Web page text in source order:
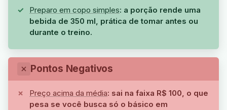
Preparo em copo simples: a porção rende uma
bebida de 350 ml, prática de tomar antes ou
durante o treino.
Pontos Negativos
Preço acima da média: sai na faixa R$ 100, o que
pesa se você busca só o básico em